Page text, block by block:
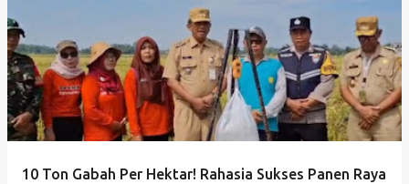
o
s
t
n
10 Ton Gabah Per Hektar! Rahasia Sukses Panen Raya